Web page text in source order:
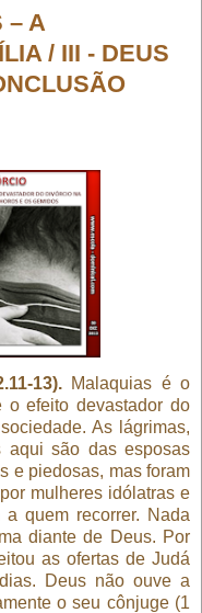
– A
/ III - DEUS
13). Malaquias é o
efeito devastador do
As lágrimas,
aqui são das esposas
e piedosas, mas foram
mulheres idólatras e
quem recorrer. Nada
diante de Deus. Por
as ofertas de Judá
Deus não ouve a
o seu cônjuge (1